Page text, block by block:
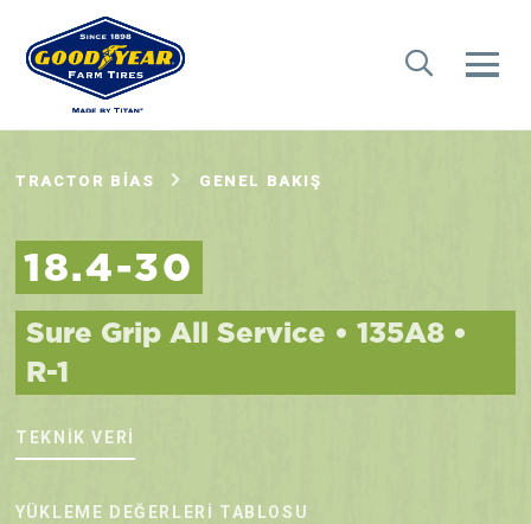
TRACTOR BIAS GENEL BAKIŞ
18.4-30
Sure Grip All Service • 135A8 •
R-1
TEKNIK VERI
YÜKLEME DEĞERLERI TABLOSU